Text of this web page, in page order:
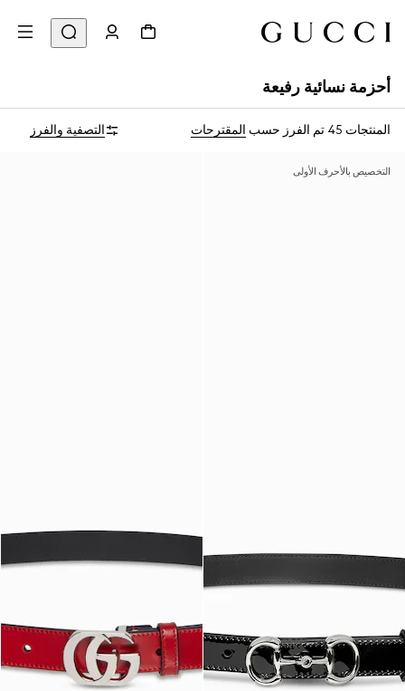
أحزمة نسائية رفيعة
المنتجات 45 تم الفرز حسب المقترحات التصفية والفرز
التخصيص بالأحرف الأولى